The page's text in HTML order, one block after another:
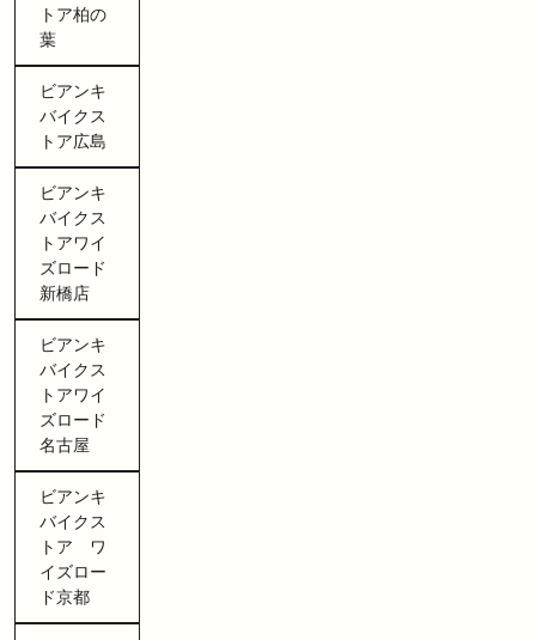
トア柏の
葉
ビアンキ
バイクス
トア広島
ビアンキ
バイクス
トアワイ
ズロード
新橋店
ビアンキ
バイクス
トアワイ
ズロード
名古屋
ビアンキ
バイクス
トア ワ
イズロー
ド京都